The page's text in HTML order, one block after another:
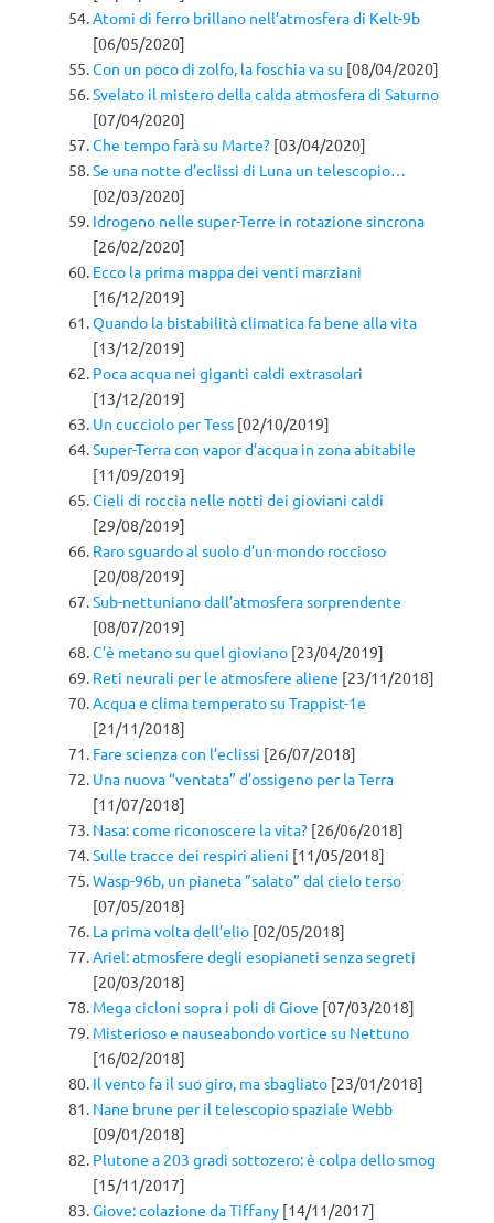
Atomi di ferro brillano nell’atmosfera di Kelt-9b
[06/05/2020]
Con un poco di zolfo, la foschia va su [08/04/2020]
Svelato il mistero della calda atmosfera di Saturno
[07/04/2020]
Che tempo farà su Marte? [03/04/2020]
Se una notte d’eclissi di Luna un telescopio…
[02/03/2020]
Idrogeno nelle super-Terre in rotazione sincrona
[26/02/2020]
Ecco la prima mappa dei venti marziani
[16/12/2019]
Quando la bistabilità climatica fa bene alla vita
[13/12/2019]
Poca acqua nei giganti caldi extrasolari
[13/12/2019]
Un cucciolo per Tess [02/10/2019]
Super-Terra con vapor d’acqua in zona abitabile
[11/09/2019]
Cieli di roccia nelle notti dei gioviani caldi
[29/08/2019]
Raro sguardo al suolo d’un mondo roccioso
[20/08/2019]
Sub-nettuniano dall’atmosfera sorprendente
[08/07/2019]
C’è metano su quel gioviano [23/04/2019]
Reti neurali per le atmosfere aliene [23/11/2018]
Acqua e clima temperato su Trappist-1e
[21/11/2018]
Fare scienza con l’eclissi [26/07/2018]
Una nuova “ventata” d’ossigeno per la Terra
[11/07/2018]
Nasa: come riconoscere la vita? [26/06/2018]
Sulle tracce dei respiri alieni [11/05/2018]
Wasp-96b, un pianeta ”salato” dal cielo terso
[07/05/2018]
La prima volta dell’elio [02/05/2018]
Ariel: atmosfere degli esopianeti senza segreti
[20/03/2018]
Mega cicloni sopra i poli di Giove [07/03/2018]
Misterioso e nauseabondo vortice su Nettuno
[16/02/2018]
Il vento fa il suo giro, ma sbagliato [23/01/2018]
Nane brune per il telescopio spaziale Webb
[09/01/2018]
Plutone a 203 gradi sottozero: è colpa dello smog
[15/11/2017]
Giove: colazione da Tiffany [14/11/2017]